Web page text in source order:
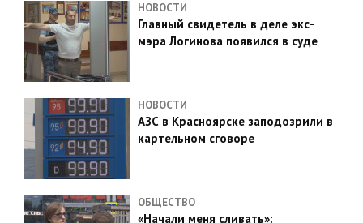
НОВОСТИ
Главный свидетель в деле экс-
мэра Логинова появился в суде
НОВОСТИ
АЗС в Красноярске заподозрили в
картельном сговоре
ОБЩЕСТВО
«Начали меня сливать»: